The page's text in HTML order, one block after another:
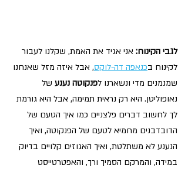
לגבי הקינוח: אני אגיד את האמת, שקלנו לעבור
לקינוח בכנאפה דה-לוקס, אבל איזה מזל שאנחנו
שמנמנים מדי ונשארנו לפנקוטה נענע של
נאופוליטן. היא רק נראית תמימה, אבל היא גורמת
לך לחשוב דברים פלצניים כמו איך הטעם של
הדובדבנים מחמיא לטעם של הפנקוטה, ואיך
הנענע לא משתלטת, ואיך האגוזים קלויים בדיוק
במידה, והמרקם הסמיך ורך, והאפטרטייסט